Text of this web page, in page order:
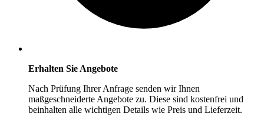
Erhalten Sie Angebote
Nach Prüfung Ihrer Anfrage senden wir Ihnen
maßgeschneiderte Angebote zu. Diese sind kostenfrei und
beinhalten alle wichtigen Details wie Preis und Lieferzeit.